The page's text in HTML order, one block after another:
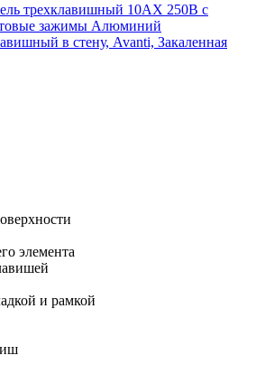
трехклавишный 10АХ 250В с
зажимы Алюминий
в стену, Avanti, Закаленная
элемента
и рамкой